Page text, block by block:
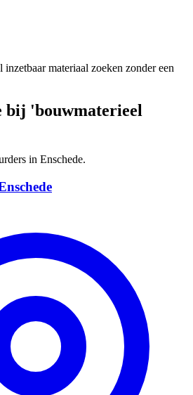
inzetbaar materiaal zoeken zonder een
bij 'bouwmaterieel
in Enschede.